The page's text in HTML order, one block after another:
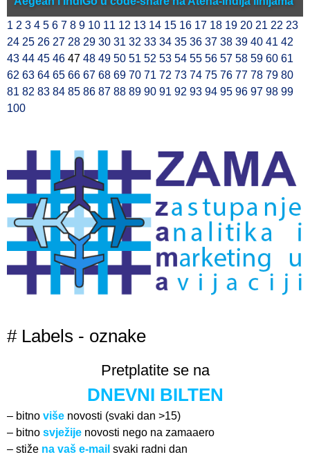
1 2 3 4 5 6 7 8 9 10 11 12 13 14 15 16 17 18 19 20 21 22 23
24 25 26 27 28 29 30 31 32 33 34 35 36 37 38 39 40 41 42
43 44 45 46 47 48 49 50 51 52 53 54 55 56 57 58 59 60 61
62 63 64 65 66 67 68 69 70 71 72 73 74 75 76 77 78 79 80
81 82 83 84 85 86 87 88 89 90 91 92 93 94 95 96 97 98 99
100
# Labels - oznake
Pretplatite se na
DNEVNI BILTEN
– bitno više novosti (svaki dan >15)
– bitno svježije novosti nego na zamaaero
– stiže na vaš e-mail svaki radni dan